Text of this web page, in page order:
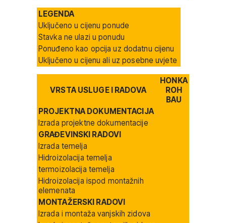
LEGENDA
Uključeno u cijenu ponude
Stavka ne ulazi u ponudu
Ponuđeno kao opcija uz dodatnu cijenu
Uključeno u cijenu ali uz posebne uvjete
VRSTA USLUGE I RADOVA
HONKA
ROH
BAU
PROJEKTNA DOKUMENTACIJA
Izrada projektne dokumentacije
GRAĐEVINSKI RADOVI
Izrada temelja
Hidroizolacija temelja
termoizolacija temelja
Hidroizolacija ispod montažnih
elemenata
MONTAŽERSKI RADOVI
Izrada i montaža vanjskih zidova